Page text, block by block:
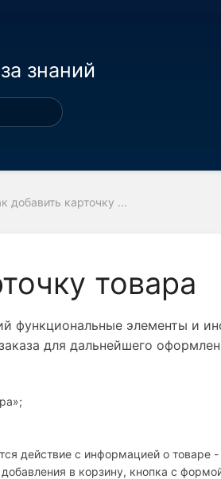
знаний
добавить карточку ...
товара
функциональные элементы и
для дальнейшего
действие с информацией о товаре -
в корзину, кнопка с